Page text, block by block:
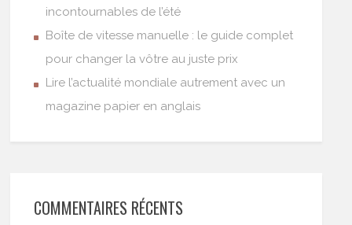
incontournables de l’été
Boîte de vitesse manuelle : le guide complet
pour changer la vôtre au juste prix
Lire l’actualité mondiale autrement avec un
magazine papier en anglais
COMMENTAIRES RÉCENTS